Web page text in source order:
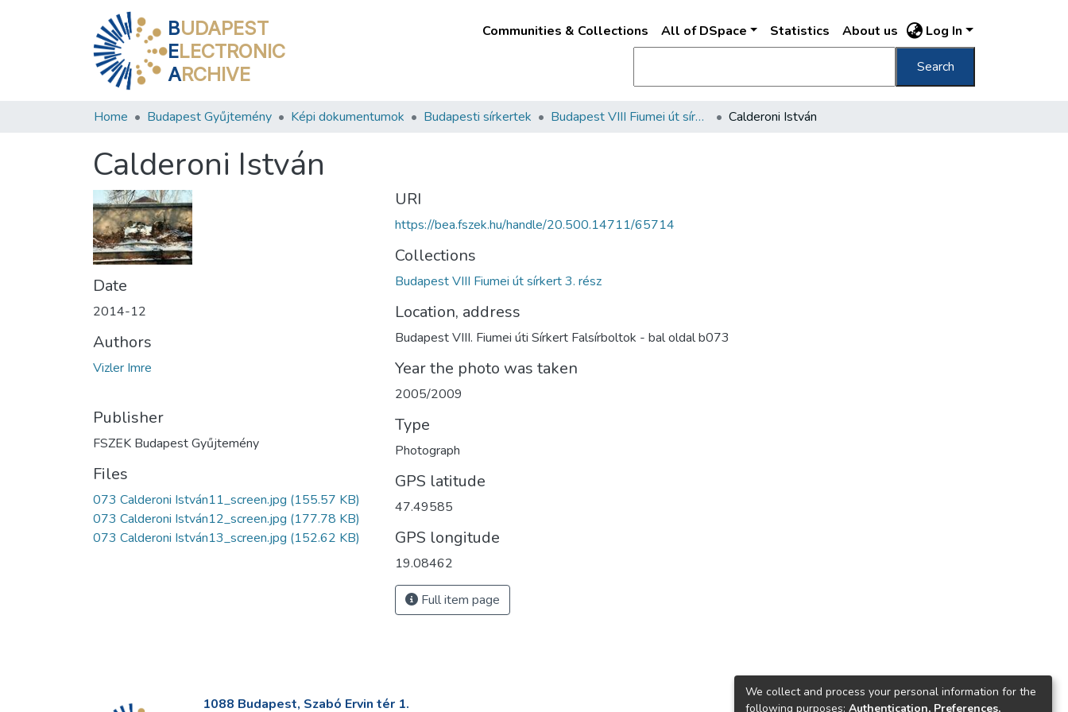
BUDAPEST
ELECTRONIC
ARCHIVE
Communities & Collections All of DSpace Statistics About us Log In
Search
Home Budapest Gyűjtemény Képi dokumentumok Budapesti sírkertek Budapest VIII Fiumei út sírkert 3. rész Calderoni István
Calderoni István
Date
2014-12
Authors
Vizler Imre
Publisher
FSZEK Budapest Gyűjtemény
Files
073 Calderoni István11_screen.jpg (155.57 KB)
073 Calderoni István12_screen.jpg (177.78 KB)
073 Calderoni István13_screen.jpg (152.62 KB)
URI
https://bea.fszek.hu/handle/20.500.14711/65714
Collections
Budapest VIII Fiumei út sírkert 3. rész
Location, address
Budapest VIII. Fiumei úti Sírkert Falsírboltok - bal oldal b073
Year the photo was taken
2005/2009
Type
Photograph
GPS latitude
47.49585
GPS longitude
19.08462
Full item page
1088 Budapest, Szabó Ervin tér 1.
We collect and process your personal information for the
following purposes: Authentication, Preferences,